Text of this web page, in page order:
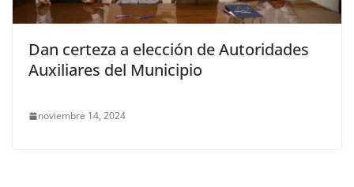
Dan certeza a elección de Autoridades
Auxiliares del Municipio
noviembre 14, 2024